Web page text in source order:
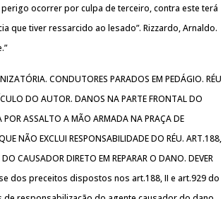
ocorrer por culpa de terceiro, contra este terá
que tiver ressarcido ao lesado”. Rizzardo, Arnaldo.
CONDUTORES PARADOS EM PEDÁGIO. RÉU
DO AUTOR. DANOS NA PARTE FRONTAL DO
ASSALTO A MÃO ARMADA NA PRAÇA DE
NÃO EXCLUI RESPONSABILIDADE DO RÉU. ART.188,
CAUSADOR DIRETO EM REPARAR O DANO. DEVER
dos preceitos dispostos nos art.188, II e art.929 do